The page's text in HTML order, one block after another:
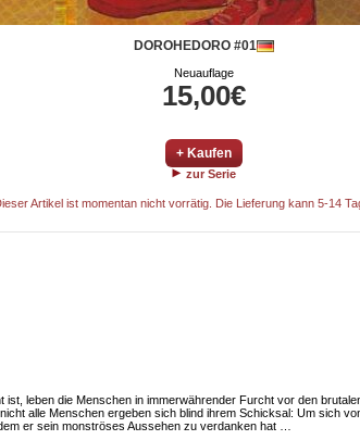
DOROHEDORO #01
Neuauflage
15,00€
+ Kaufen
zur Serie
Artikel ist momentan nicht vorrätig. Die Lieferung kann 5-14
ist, leben die Menschen in immerwährender Furcht vor den
alle Menschen ergeben sich blind ihrem Schicksal: Um sich
er sein monströses Aussehen zu verdanken hat …